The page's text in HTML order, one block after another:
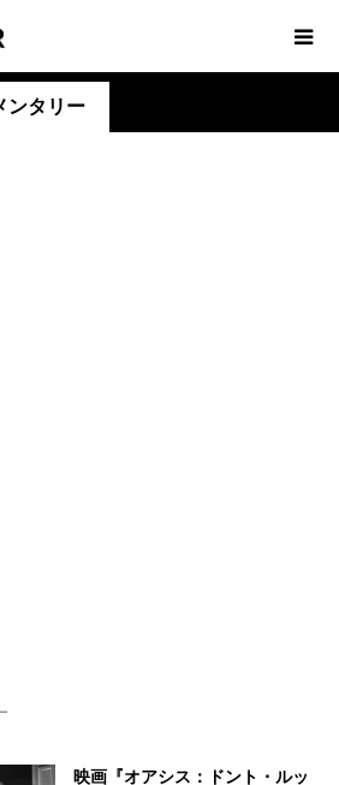
ンタリー
映画『オアシス：ドント・ルッ